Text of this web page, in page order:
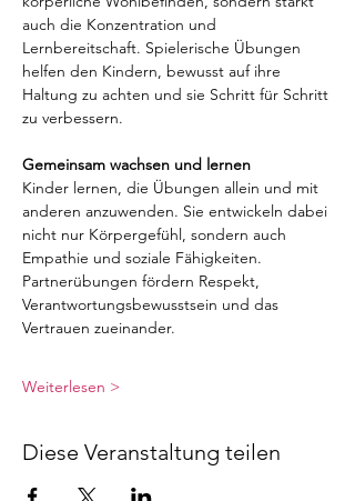
auch die Konzentration und
Lernbereitschaft. Spielerische Übungen
helfen den Kindern, bewusst auf ihre
Haltung zu achten und sie Schritt für Schritt
zu verbessern.
Gemeinsam wachsen und lernen
Kinder lernen, die Übungen allein und mit
anderen anzuwenden. Sie entwickeln dabei
nicht nur Körpergefühl, sondern auch
Empathie und soziale Fähigkeiten.
Partnerübungen fördern Respekt,
Verantwortungsbewusstsein und das
Vertrauen zueinander.
Weiterlesen >
Diese Veranstaltung teilen